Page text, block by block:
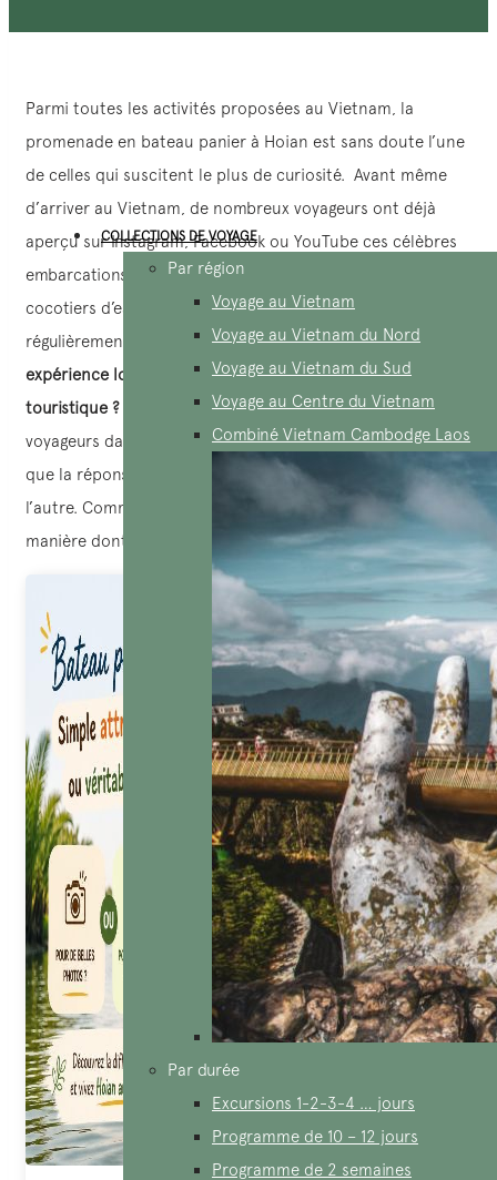
COLLECTIONS DE VOYAGE
Par région
Voyage au Vietnam
Voyage au Vietnam du Nord
Voyage au Vietnam du Sud
Voyage au Centre du Vietnam
Combiné Vietnam Cambodge Laos
Par durée
Excursions 1-2-3-4 … jours
Programme de 10 – 12 jours
Programme de 2 semaines
Parmi toutes les activités proposées au Vietnam, la
promenade en bateau panier à Hoian est sans doute l’une
de celles qui suscitent le plus de curiosité. Avant même
d’arriver au Vietnam, de nombreux voyageurs ont déjà
aperçu sur Instagram, Facebook ou YouTube ces célèbres
embarcations rondes naviguant au milieu d’une forêt de
cocotiers d’eau. Face à ces images, une question revient
régulièrement :
Le bateau panier est-il une véritable
expérience locale ou simplement une attraction
touristique ?
Après plusieurs années à accompagner des
voyageurs dans le centre du Vietnam, nous avons constaté
que la réponse n’est ni totalement l’une ni totalement
l’autre. Comme souvent au Vietnam, tout dépend de la
manière dont on découvre un lieu.